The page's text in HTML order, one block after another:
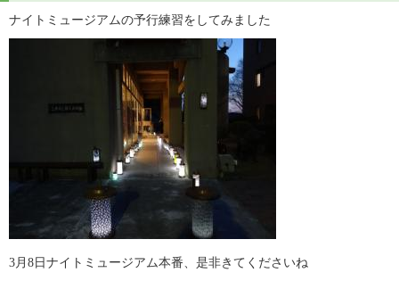
ナイトミュージアムの予行練習をしてみました
3月8日ナイトミュージアム本番、是非きてくださいね